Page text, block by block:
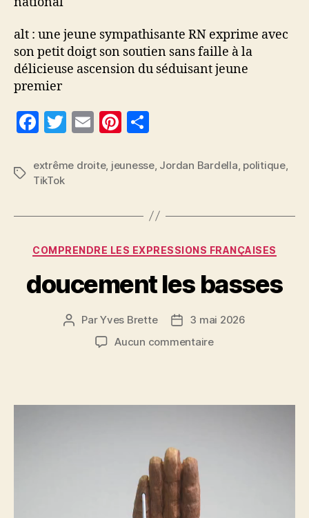
alt : une jeune sympathisante RN exprime avec
son petit doigt son soutien sans faille à la
délicieuse ascension du séduisant jeune
premier
F
c
e
b
o
k
T
itt
E
ai
Pi
er
t
rt
g
Étiquettes
extrême droite, jeunesse, Jordan Bardella politique,
TikTok
Catégories
COMPRENDRE LES EXPRESSIONS FRANÇAISES
doucement les basses
Auteur
l’article
ParYves Brette
Date3 mai 2026
Aucun commentairesur